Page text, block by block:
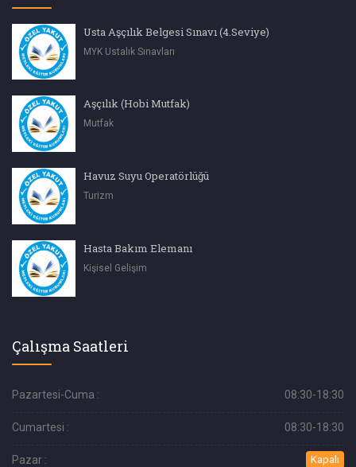
Usta Aşçılık Belgesi Sınavı (4.Seviye)
MYK Ustalık Sınavları
Aşçılık (Hobi Mutfak)
Mutfak
Havuz Suyu Operatörlüğü
Turizm
Hasta Bakım Elemanı
Kişisel Gelişim
Çalışma Saatleri
Pazartesi-Cuma : 08:30-18:30
Cumartesi : 08:30-18:30
Pazar : Kapalı